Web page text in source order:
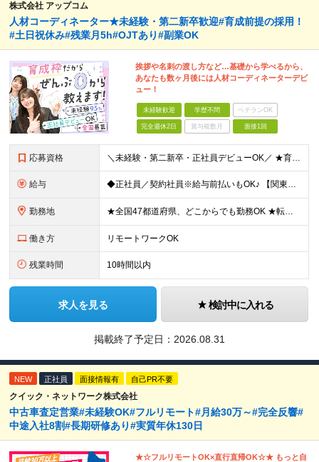
株式会社 アップコム
人材コーディネーター★未経験・第二新卒歓迎#育成前提の採用！
#土日祝休み#残業月5h#OJTあり#副業OK
挨拶や名刺の渡し方など…基礎から学べるから、
あなたも数ヶ月後には人材コーディネーターデビ
ュー！
未経験歓迎 学歴不問 ベテランOK
完全週休2日 賞与複数月 面接1回
応募資格 ＼未経験・第二新卒・正社員デビューOK／ ★育成前提の採用を実施中！ ■経歴・ブランク不問 ■学歴不問 ≪≪特別なスキルや経験は必要なし！≫≫ 当社では人柄重視の採用を実施しています。 働く先輩社員
給与 ◆正社員／契約社員※給与前払いもOK♪ 【関東（一都三県）】 月給25万円～ ※固定残業代（月20時間分／月3万2383円）を含む。超過分は別途支給。 ※試用期間中の給与は月給23万円～ 【関東（北
勤務地 ★全国47都道府県、どこからでも勤務OK ★転勤なし！腰を据えて活躍◎ ★マイカー通勤OK（拠点による） ★業務に慣れたら、ゆくゆくはリモート併用やフルリモートも可能 全国のお客様先にて勤務していた
働き方 リモートワークOK
残業時間 10時間以内
求人を見る 検討中に入れる
掲載終了予定日： 2026.08.31
NEW 正社員 面接情報有 自己PR不要
クイック・ネットワーク株式会社
中古車査定営業#未経験OK#フルリモート#月給30万～#完全反響#
中途入社8割#長期研修あり#実質年休130日
★☆フルリモートOK×直行直帰OK☆★ もっと自